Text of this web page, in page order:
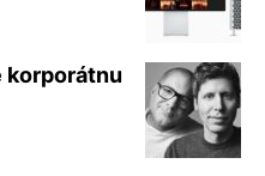
korporátnu